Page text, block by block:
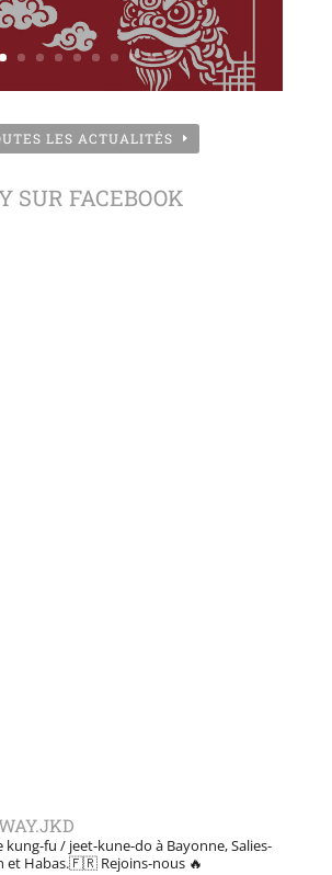
LES ACTUALITÉS
SUR FACEBOOK
kung-fu / jeet-kune-do à Bayonne, Salies-
et Habas.🇫🇷 Rejoins-nous 🔥